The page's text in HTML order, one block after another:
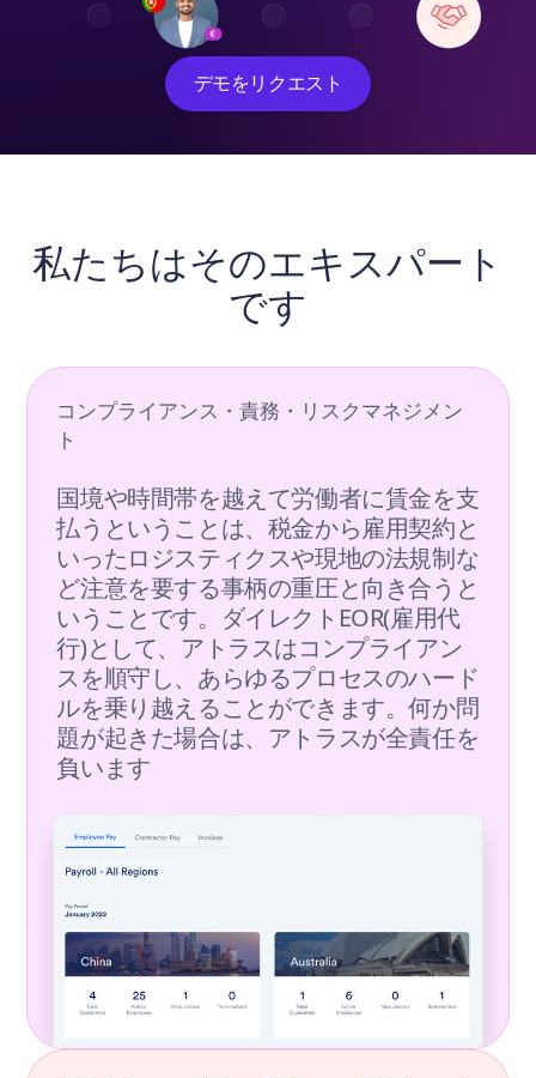
デモをリクエスト
私たちはそのエキスパート
です
コンプライアンス・責務・リスクマネジメン
ト
国境や時間帯を越えて労働者に賃金を支
払うということは、税金から雇用契約と
いったロジスティクスや現地の法規制な
ど注意を要する事柄の重圧と向き合うと
いうことです。ダイレクトEOR(雇用代
行)として、アトラスはコンプライアン
スを順守し、あらゆるプロセスのハード
ルを乗り越えることができます。何か問
題が起きた場合は、アトラスが全責任を
負います